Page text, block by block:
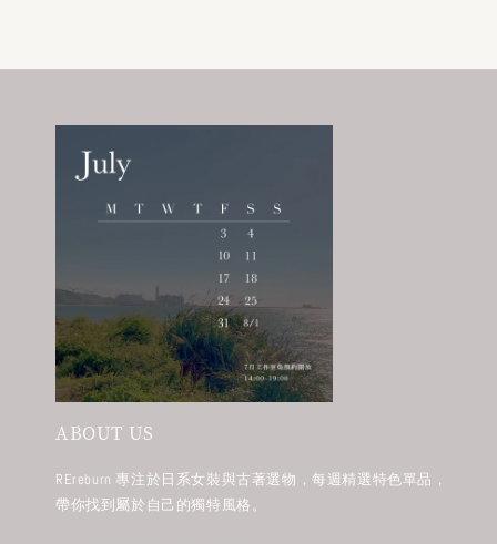
ABOUT US
REreburn 專注於日系女裝與古著選物，每週精選特色單品，
帶你找到屬於自己的獨特風格。